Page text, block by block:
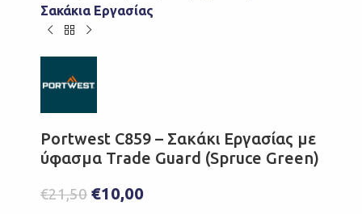
Σακάκια Εργασίας
Portwest C859 – Σακάκι Εργασίας με
ύφασμα Trade Guard (Spruce Green)
€21,50 €10,00